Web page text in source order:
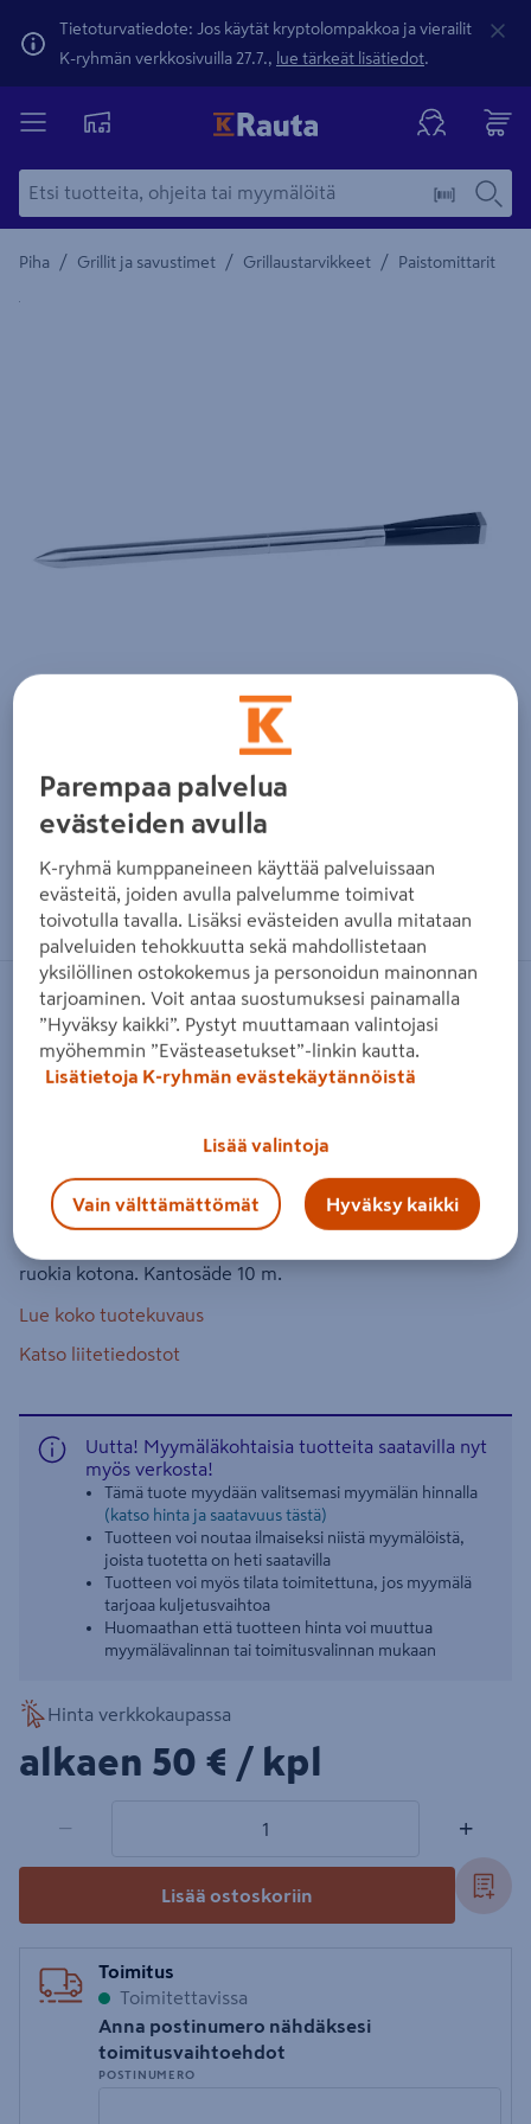
Tietoturvatiedote: Jos käytät kryptolompakkoa ja vierailit
K-ryhmän verkkosivuilla 27.7., lue tärkeät lisätiedot.
Piha / Grillit ja savustimet / Grillaustarvikkeet / Paistomittarit
Yksityiskohtainen kuvaus löytyy Tuotteen kuvaus -
Zoomaa kuvaa sormilla kosketusnäytöllä
Paistomittari Muurikka Meater
langaton
MUURIKKA
Muurikan Meater on ensimmäinen täysin langaton
paistomittari. Se toimii sekä uunissa, grillissä että
ruokia kotona. Kantosäde 10 m.
Lue koko tuotekuvaus
Katso liitetiedostot
Uutta! Myymäläkohtaisia tuotteita saatavilla nyt
myös verkosta!
Tämä tuote myydään valitsemasi myymälän hinnalla
(katso hinta ja saatavuus tästä)
Tuotteen voi noutaa ilmaiseksi niistä myymälöistä,
joista tuotetta on heti saatavilla
Tuotteen voi myös tilata toimitettuna, jos myymälä
tarjoaa kuljetusvaihtoa
Huomaathan että tuotteen hinta voi muuttua
myymälävalinnan tai toimitusvalinnan mukaan
Hinta verkkokaupassa
alkaen 50€/kpl
50 € / kpl
− +
Lisää ostoskoriin
Toimitus
Toimitettavissa
Anna postinumero nähdäksesi
toimitusvaihtoehdot
POSTINUMERO
Parempaa palvelua
evästeiden avulla
K-ryhmä kumppaneineen käyttää palveluissaan
evästeitä, joiden avulla palvelumme toimivat
toivotulla tavalla. Lisäksi evästeiden avulla mitataan
palveluiden tehokkuutta sekä mahdollistetaan
yksilöllinen ostokokemus ja personoidun mainonnan
tarjoaminen. Voit antaa suostumuksesi painamalla
”Hyväksy kaikki”. Pystyt muuttamaan valintojasi
myöhemmin ”Evästeasetukset”-linkin kautta.
Lisätietoja K-ryhmän evästekäytännöistä
Lisää valintoja
Vain välttämättömät Hyväksy kaikki